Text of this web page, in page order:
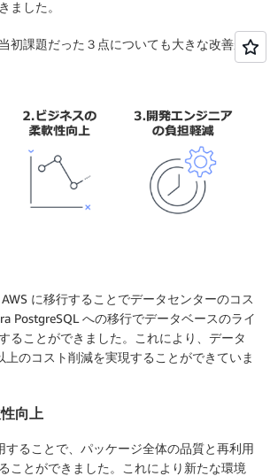
ました。
初課題だった３点についても大きな改善が
に移行することでデータセンターのコス
PostgreSQL への移行でデータベースのライ
ることができました。これにより、データ
のコスト削減を実現することができていま
向上
することで、パッケージ全体の品質と再利用
ことができました。これにより新たな環境